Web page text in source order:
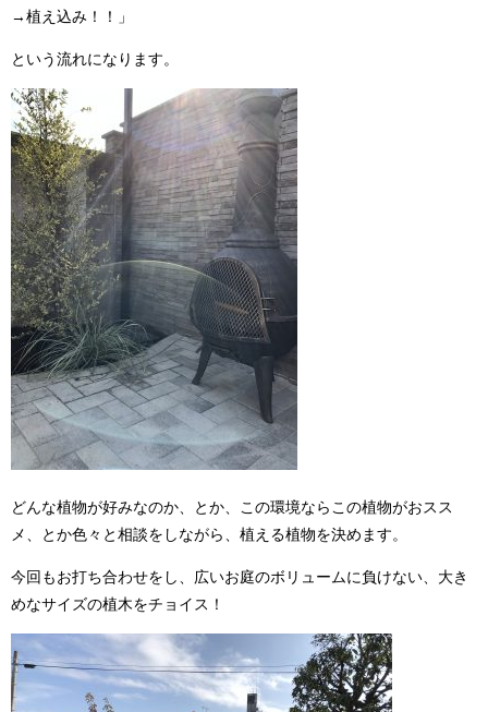
→植え込み！！」
という流れになります。
どんな植物が好みなのか、とか、この環境ならこの植物がおスス
メ、とか色々と相談をしながら、植える植物を決めます。
今回もお打ち合わせをし、広いお庭のボリュームに負けない、大き
めなサイズの植木をチョイス！